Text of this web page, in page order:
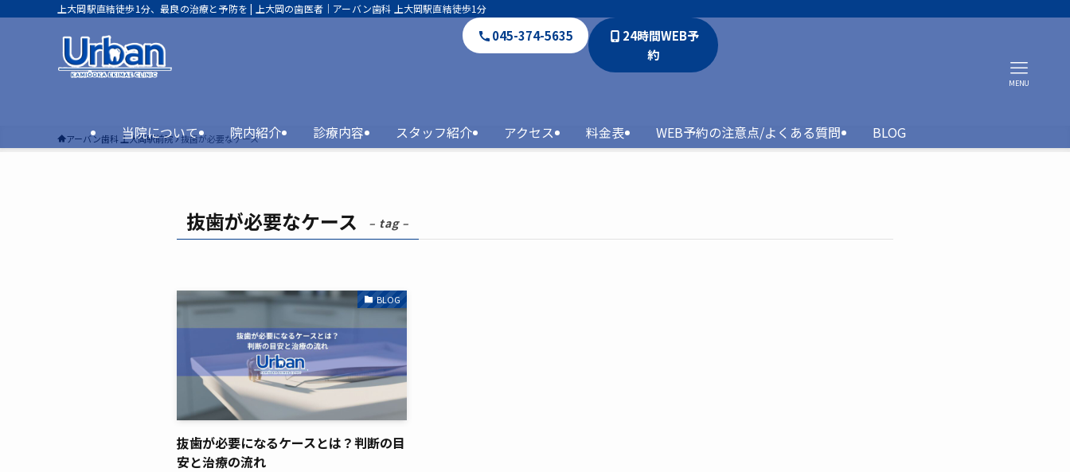
上大岡駅直結徒歩1分、最良の治療と予防を | 上大岡の歯医者｜アーバン歯科 上大岡駅直結徒歩1分
当院について 院内紹介 診療内容 スタッフ紹介 アクセス 料金表 WEB予約の注意点/よくある質問 BLOG
045-374-5635
24時間WEB予
約
MENU
アーバン歯科 上大岡駅前院 抜歯が必要なケース
抜歯が必要なケース – tag –
BLOG
抜歯が必要になるケースとは？判断の目
安と治療の流れ